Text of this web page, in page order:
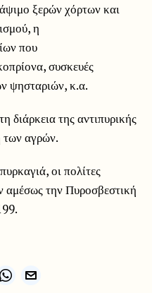
ξερών χόρτων και
η
που
συσκευές
ψησταριών, κ.α.
διάρκεια της αντιπυρικής
των αγρών.
οι πολίτες
αμέσως την Πυροσβεστική